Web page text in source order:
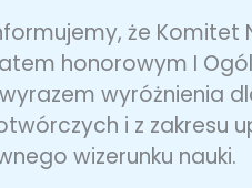
że Komitet
honorowym I
wyróżnienia
i z zakresu
wizerunku nauki.